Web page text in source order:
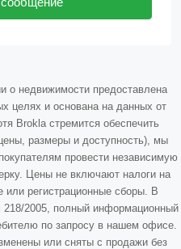
о недвижимости предоставлена
целях и основана на данных от
Brokla стремится обеспечить
размеры и доступность), мы
провести независимую
Цены не включают налоги на
или регистрационные сборы. В
218/2005, полный информационный
по запросу в нашем офисе.
или сняты с продажи без